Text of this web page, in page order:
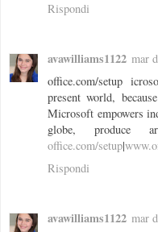
Rispondi
avawilliams1122 mar
office.com/setup
present world,
Microsoft empowers
globe, produce
office.com/setup|
Rispondi
avawilliams1122 mar